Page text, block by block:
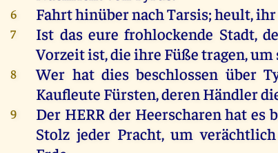
6 FahrthinübernachTarsis;heult,ihr
7 Ist das eure frohlockende Stadt,
Vorzeitist,dieihre Füßetragen,um
8 Wer hat dies beschlossen über
Kaufleute Fürsten,deren Händler
9 Der HERR der Heerscharen hat es
Stolz jeder Pracht,um verächtlich